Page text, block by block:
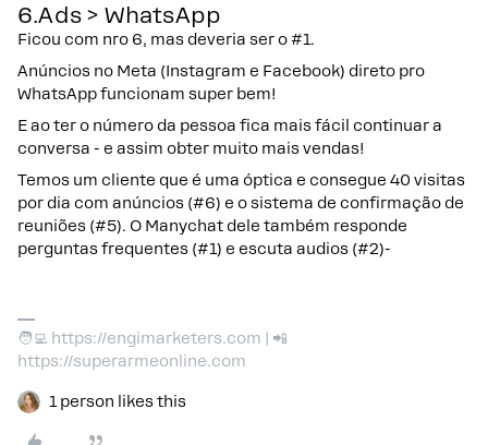
6.Ads > WhatsApp
Ficou com nro 6, mas deveria ser o #1.
Anúncios no Meta (Instagram e Facebook) direto pro
WhatsApp funcionam super bem!
E ao ter o número da pessoa fica mais fácil continuar a
conversa - e assim obter muito mais vendas!
Temos um cliente que é uma óptica e consegue 40 visitas
por dia com anúncios (#6) e o sistema de confirmação de
reuniões (#5). O Manychat dele também responde
perguntas frequentes (#1) e escuta audios (#2)-
🧑‍💻 https://engimarketers.com | 📲
https://superarmeonline.com
1 person likes this